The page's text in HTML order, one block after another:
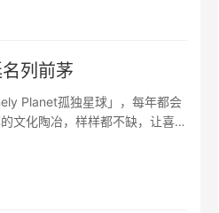
列前茅
文化陶冶，样样都不缺，让喜